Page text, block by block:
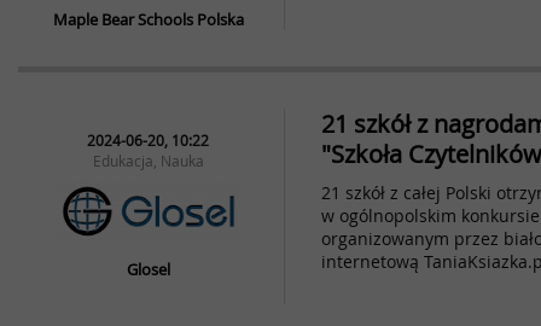
Maple Bear Schools Polska
2024-06-20, 10:22
Edukacja, Nauka
Glosel
21 szkół z
"Szkoła
21 szkół z całej Polski
w ogólnopolskim
organizowanym przez
internetową